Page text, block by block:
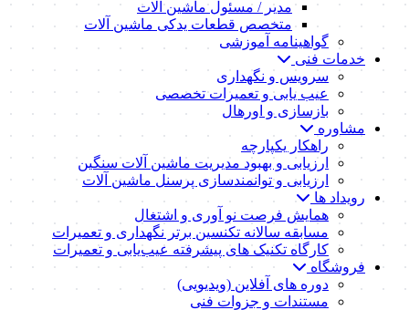
مدیر / مسئول ماشین آلات
متخصص قطعات یدکی ماشین آلات
گواهینامه آموزشی
خدمات فنی
سرویس و نگهداری
عیب یابی و تعمیرات تخصصی
بازسازی و اورهال
مشاوره
راهکار یکپارچه
ارزیابی و بهبود مدیریت ماشین آلات سنگین
ارزیابی و توانمندسازی پرسنل ماشین آلات
رویداد ها
همایش فرصت نو آوری و اشتغال
مسابقه سالانه تکنسین برتر نگهداری و تعمیرات
کارگاه تکنیک‌ های پیشرفته عیب‌یابی و تعمیرات
فروشگاه
دوره های آفلاین (ویدیویی)
مستندات و جزوات فنی